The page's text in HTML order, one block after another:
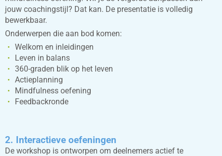
jouw coachingstijl? Dat kan. De presentatie is volledig
bewerkbaar.
Onderwerpen die aan bod komen:
Welkom en inleidingen
Leven in balans
360-graden blik op het leven
Actieplanning
Mindfulness oefening
Feedbackronde
2. Interactieve oefeningen
De workshop is ontworpen om deelnemers actief te